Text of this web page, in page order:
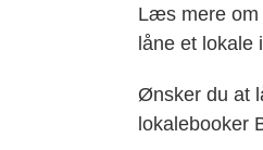
Læs mere om
låne et lokale
Ønsker du at
lokalebooker